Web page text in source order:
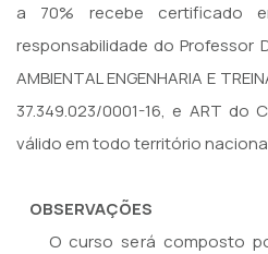
a 70% recebe certificado
responsabilidade do Professor
AMBIENTAL ENGENHARIA E
37.349.023/0001-16, e ART do
válido em todo território
OBSERVAÇÕES
O curso será composto